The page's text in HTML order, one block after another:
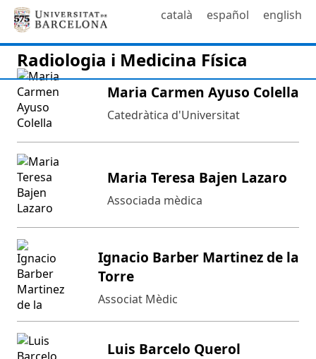
català español english
Radiologia i Medicina Física
Maria Carmen Ayuso Colella
Catedràtica d'Universitat
Maria Teresa Bajen Lazaro
Associada mèdica
Ignacio Barber Martinez de la
Torre
Associat Mèdic
Luis Barcelo Querol